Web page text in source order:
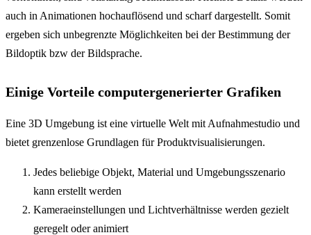
auch in Animationen hochauflösend und scharf dargestellt. Somit
ergeben sich unbegrenzte Möglichkeiten bei der Bestimmung der
Bildoptik bzw der Bildsprache.
Einige Vorteile computergenerierter Grafiken
Eine 3D Umgebung ist eine virtuelle Welt mit Aufnahmestudio und
bietet grenzenlose Grundlagen für Produktvisualisierungen.
Jedes beliebige Objekt, Material und Umgebungsszenario
kann erstellt werden
Kameraeinstellungen und Lichtverhältnisse werden gezielt
geregelt oder animiert